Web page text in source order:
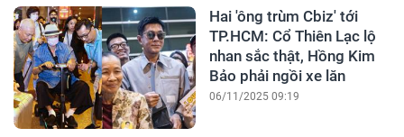
Hai 'ông trùm Cbiz' tới
TP.HCM: Cổ Thiên Lạc lộ
nhan sắc thật, Hồng Kim
Bảo phải ngồi xe lăn
06/11/2025 09:19